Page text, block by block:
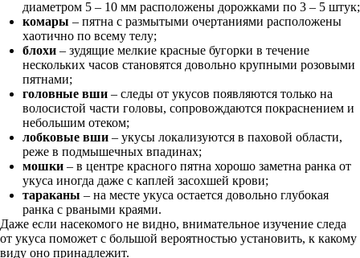
диаметром 5 – 10 мм расположены дорожками по 3 – 5 штук;
комары – пятна с размытыми очертаниями расположены
хаотично по всему телу;
блохи – зудящие мелкие красные бугорки в течение
нескольких часов становятся довольно крупными розовыми
пятнами;
головные вши – следы от укусов появляются только на
волосистой части головы, сопровождаются покраснением и
небольшим отеком;
лобковые вши – укусы локализуются в паховой области,
реже в подмышечных впадинах;
мошки – в центре красного пятна хорошо заметна ранка от
укуса иногда даже с каплей засохшей крови;
тараканы – на месте укуса остается довольно глубокая
ранка с рваными краями.
Даже если насекомого не видно, внимательное изучение следа
от укуса поможет с большой вероятностью установить, к какому
виду оно принадлежит.